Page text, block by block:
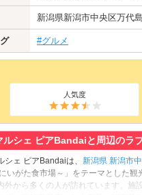
新潟県新潟市中央区万代
#グルメ
人気度
ルシェ ピアBandaiと周辺のラ
シェ ピアBandaiは、 新潟県 新潟市
いがた食市場～」をテーマとした
外から多くの人が訪れています。施